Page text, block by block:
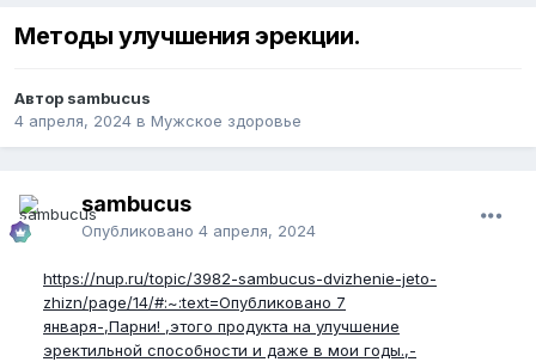
Методы улучшения эрекции.
Автор sambucus
4 апреля, 2024 в Мужское здоровье
sambucus
Опубликовано 4 апреля, 2024
https://nup.ru/topic/3982-sambucus-dvizhenie-jeto-
zhizn/page/14/#:~:text=Опубликовано 7
января-,Парни! ,этого продукта на улучшение
эректильной способности и даже в мои годы.,-